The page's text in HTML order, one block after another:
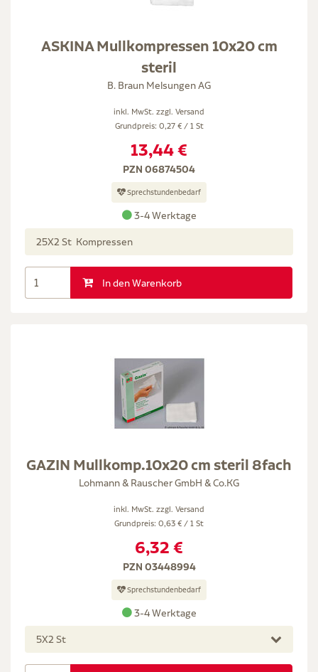
ASKINA Mullkompressen 10x20 cm
steril
B. Braun Melsungen AG
inkl. MwSt. zzgl. Versand
Grundpreis: 0,27 € / 1 St
13,44 €
PZN 06874504
Sprechstundenbedarf
3-4 Werktage
25X2 St Kompressen
In den Warenkorb
GAZIN Mullkomp.10x20 cm steril 8fach
Lohmann & Rauscher GmbH & Co.KG
inkl. MwSt. zzgl. Versand
Grundpreis: 0,63 € / 1 St
6,32 €
PZN 03448994
Sprechstundenbedarf
3-4 Werktage
5X2 St